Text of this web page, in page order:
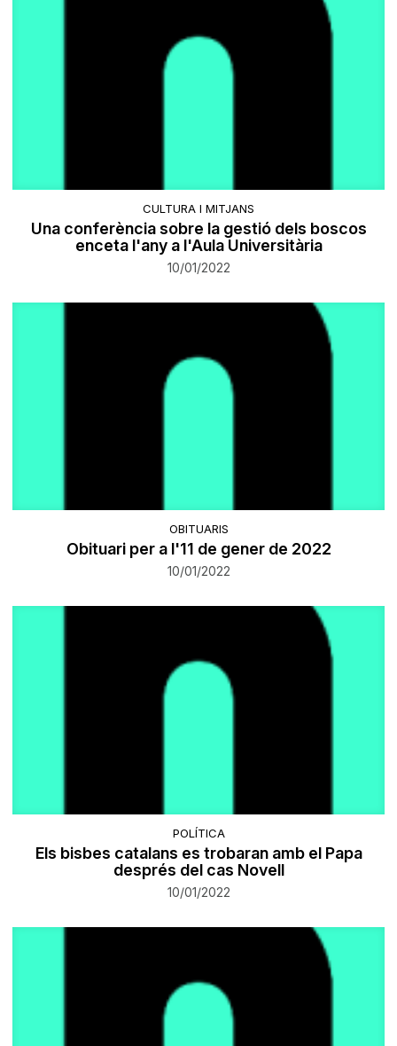
CULTURA I MITJANS
Una conferència sobre la gestió dels boscos
enceta l'any a l'Aula Universitària
10/01/2022
OBITUARIS
Obituari per a l'11 de gener de 2022
10/01/2022
POLÍTICA
Els bisbes catalans es trobaran amb el Papa
després del cas Novell
10/01/2022